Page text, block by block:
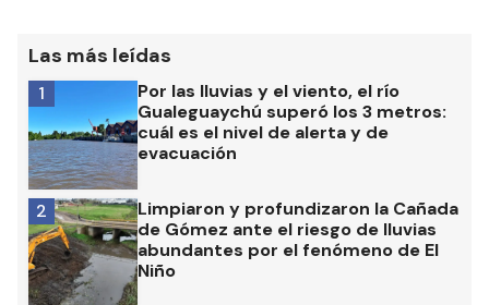
Las más leídas
Por las lluvias y el viento, el río
Gualeguaychú superó los 3 metros:
cuál es el nivel de alerta y de
evacuación
1
Limpiaron y profundizaron la Cañada
de Gómez ante el riesgo de lluvias
abundantes por el fenómeno de El
Niño
2